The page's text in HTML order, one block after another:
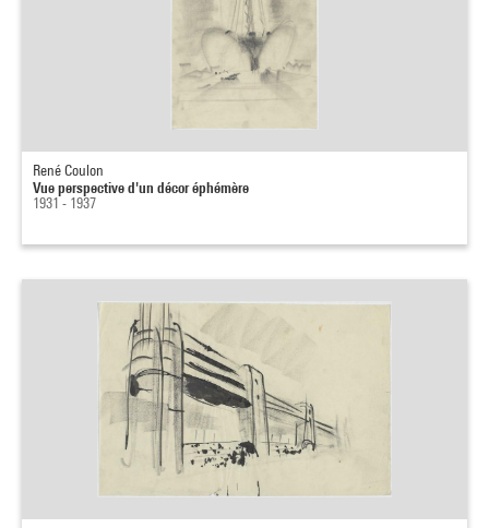
René Coulon
Vue perspective d'un décor éphémère
1931 - 1937